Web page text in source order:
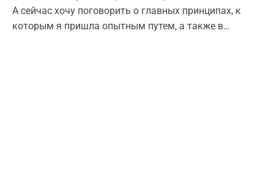
А сейчас хочу поговорить о главных принципах, к
которым я пришла опытным путем, а также в